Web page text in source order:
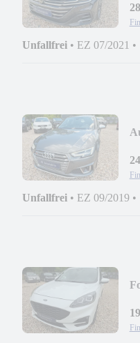
Unfallfrei • EZ 07/2021 •
Unfallfrei • EZ 09/2019 •